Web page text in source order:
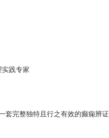
实践专家
套完整独特且行之有效的癫痫辨证